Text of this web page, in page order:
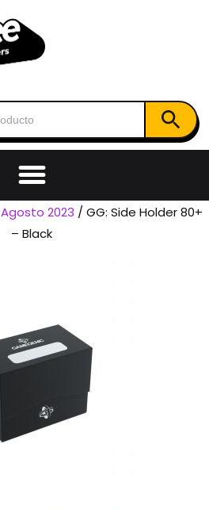
Botón de
Agosto 2023 / GG: Side Holder 80+
– Black